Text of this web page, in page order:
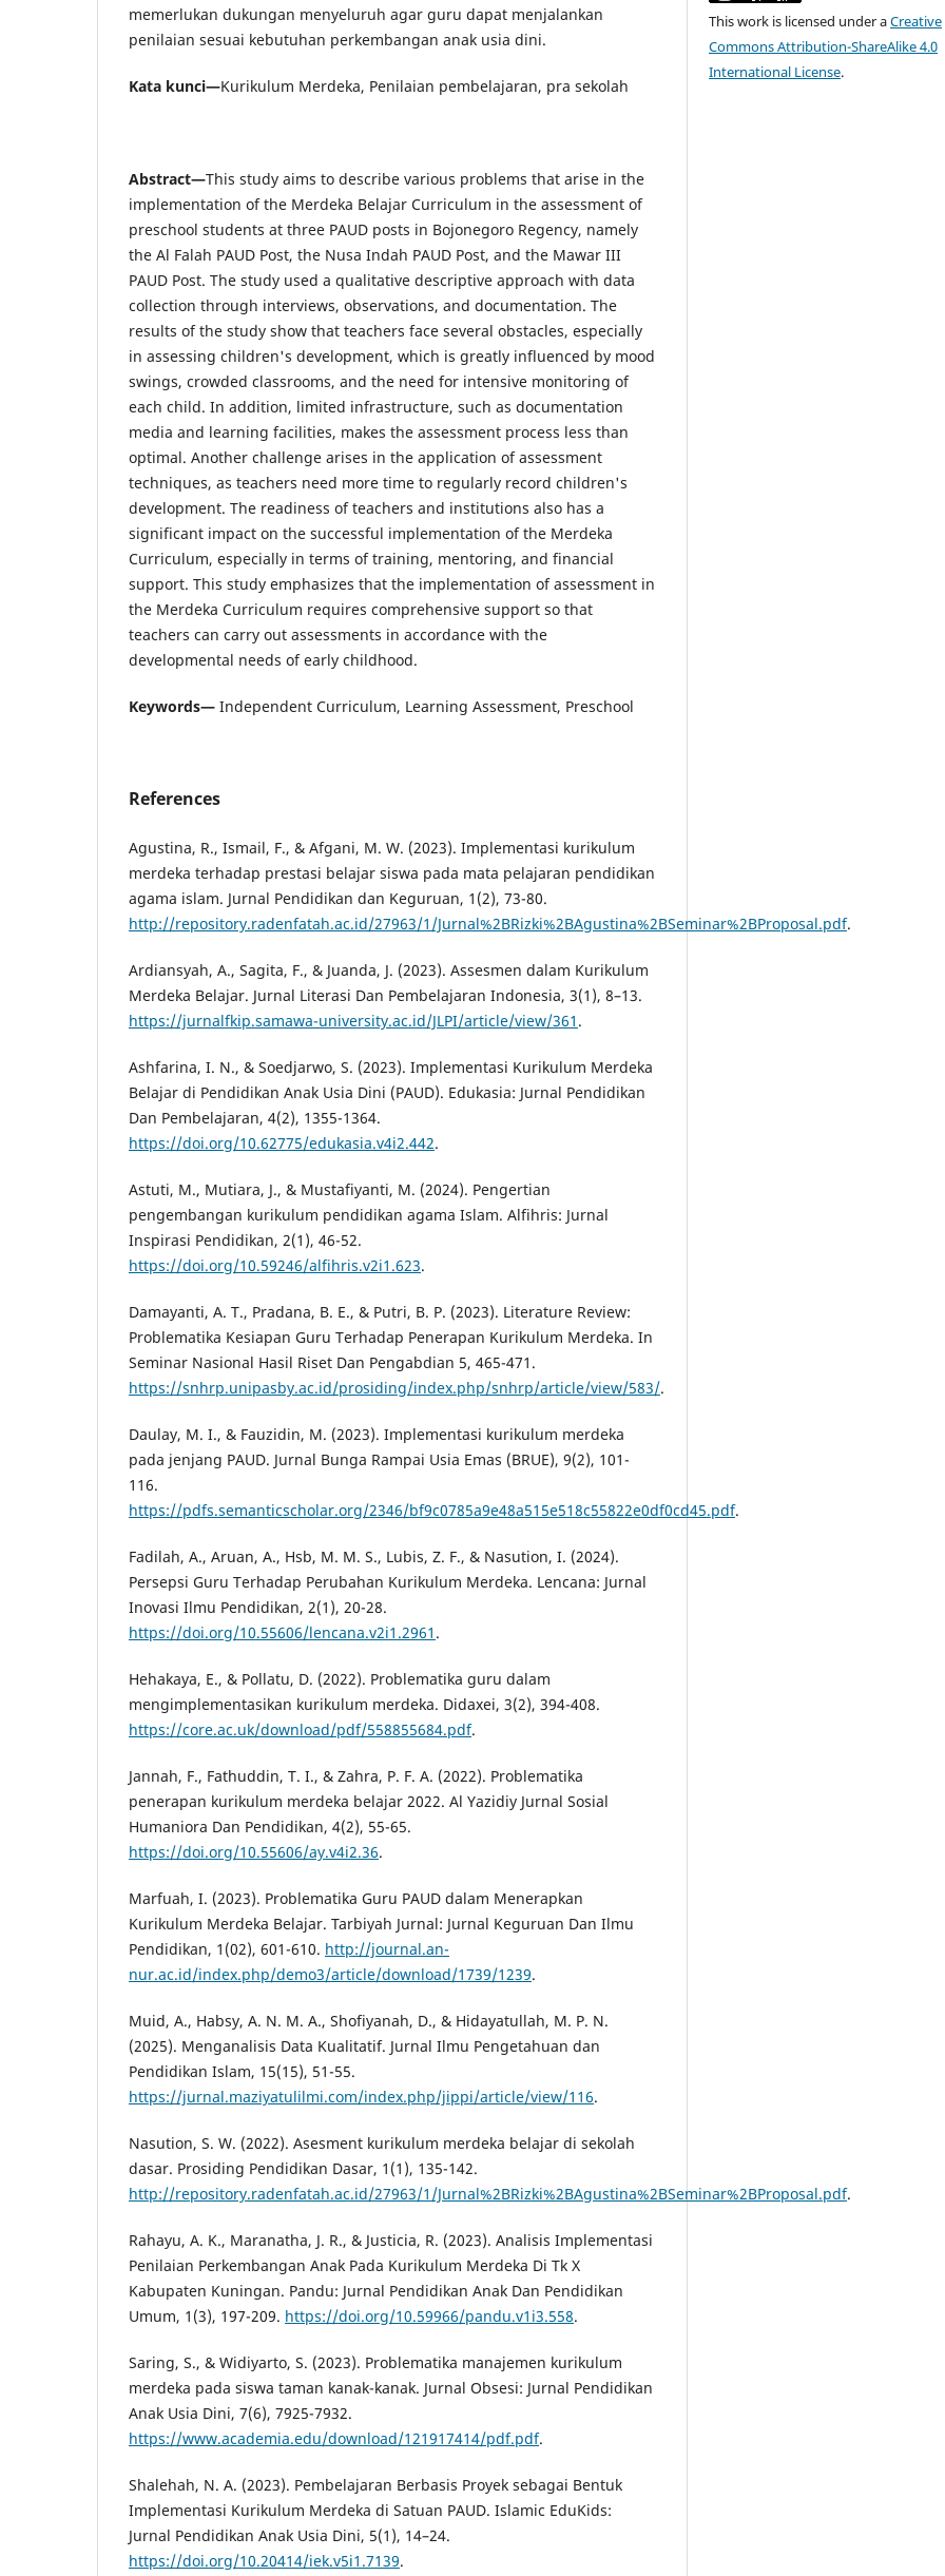
memerlukan dukungan menyeluruh agar guru dapat menjalankan
penilaian sesuai kebutuhan perkembangan anak usia dini.
Kata kunci—Kurikulum Merdeka, Penilaian pembelajaran, pra sekolah
Abstract—This study aims to describe various problems that arise in the
implementation of the Merdeka Belajar Curriculum in the assessment of
preschool students at three PAUD posts in Bojonegoro Regency, namely
the Al Falah PAUD Post, the Nusa Indah PAUD Post, and the Mawar III
PAUD Post. The study used a qualitative descriptive approach with data
collection through interviews, observations, and documentation. The
results of the study show that teachers face several obstacles, especially
in assessing children's development, which is greatly influenced by mood
swings, crowded classrooms, and the need for intensive monitoring of
each child. In addition, limited infrastructure, such as documentation
media and learning facilities, makes the assessment process less than
optimal. Another challenge arises in the application of assessment
techniques, as teachers need more time to regularly record children's
development. The readiness of teachers and institutions also has a
significant impact on the successful implementation of the Merdeka
Curriculum, especially in terms of training, mentoring, and financial
support. This study emphasizes that the implementation of assessment in
the Merdeka Curriculum requires comprehensive support so that
teachers can carry out assessments in accordance with the
developmental needs of early childhood.
Keywords— Independent Curriculum, Learning Assessment, Preschool
References
Agustina, R., Ismail, F., & Afgani, M. W. (2023). Implementasi kurikulum
merdeka terhadap prestasi belajar siswa pada mata pelajaran pendidikan
agama islam. Jurnal Pendidikan dan Keguruan, 1(2), 73-80.
http://repository.radenfatah.ac.id/27963/1/Jurnal%2BRizki%2BAgustina%2BSeminar%2BProposal.pdf.
Ardiansyah, A., Sagita, F., & Juanda, J. (2023). Assesmen dalam Kurikulum
Merdeka Belajar. Jurnal Literasi Dan Pembelajaran Indonesia, 3(1), 8–13.
https://jurnalfkip.samawa-university.ac.id/JLPI/article/view/361 .
Ashfarina, I. N., & Soedjarwo, S. (2023). Implementasi Kurikulum Merdeka
Belajar di Pendidikan Anak Usia Dini (PAUD). Edukasia: Jurnal Pendidikan
Dan Pembelajaran, 4(2), 1355-1364.
https://doi.org/10.62775/edukasia.v4i2.442.
Astuti, M., Mutiara, J., & Mustafiyanti, M. (2024). Pengertian
pengembangan kurikulum pendidikan agama Islam. Alfihris: Jurnal
Inspirasi Pendidikan, 2(1), 46-52.
https://doi.org/10.59246/alfihris.v2i1.623.
Damayanti, A. T., Pradana, B. E., & Putri, B. P. (2023). Literature Review:
Problematika Kesiapan Guru Terhadap Penerapan Kurikulum Merdeka. In
Seminar Nasional Hasil Riset Dan Pengabdian 5, 465-471.
https://snhrp.unipasby.ac.id/prosiding/index.php/snhrp/article/view/583/.
Daulay, M. I., & Fauzidin, M. (2023). Implementasi kurikulum merdeka
pada jenjang PAUD. Jurnal Bunga Rampai Usia Emas (BRUE), 9(2), 101-
116.
https://pdfs.semanticscholar.org/2346/bf9c0785a9e48a515e518c55822e0df0cd45.pdf.
Fadilah, A., Aruan, A., Hsb, M. M. S., Lubis, Z. F., & Nasution, I. (2024).
Persepsi Guru Terhadap Perubahan Kurikulum Merdeka. Lencana: Jurnal
Inovasi Ilmu Pendidikan, 2(1), 20-28.
https://doi.org/10.55606/lencana.v2i1.2961 .
Hehakaya, E., & Pollatu, D. (2022). Problematika guru dalam
mengimplementasikan kurikulum merdeka. Didaxei, 3(2), 394-408.
https://core.ac.uk/download/pdf/558855684.pdf.
Jannah, F., Fathuddin, T. I., & Zahra, P. F. A. (2022). Problematika
penerapan kurikulum merdeka belajar 2022. Al Yazidiy Jurnal Sosial
Humaniora Dan Pendidikan, 4(2), 55-65.
https://doi.org/10.55606/ay.v4i2.36.
Marfuah, I. (2023). Problematika Guru PAUD dalam Menerapkan
Kurikulum Merdeka Belajar. Tarbiyah Jurnal: Jurnal Keguruan Dan Ilmu
Pendidikan, 1(02), 601-610. http://journal.an-
nur.ac.id/index.php/demo3/article/download/1739/1239.
Muid, A., Habsy, A. N. M. A., Shofiyanah, D., & Hidayatullah, M. P. N.
(2025). Menganalisis Data Kualitatif. Jurnal Ilmu Pengetahuan dan
Pendidikan Islam, 15(15), 51-55.
https://jurnal.maziyatulilmi.com/index.php/jippi/article/view/116.
Nasution, S. W. (2022). Asesment kurikulum merdeka belajar di sekolah
dasar. Prosiding Pendidikan Dasar, 1(1), 135-142.
http://repository.radenfatah.ac.id/27963/1/Jurnal%2BRizki%2BAgustina%2BSeminar%2BProposal.pdf.
Rahayu, A. K., Maranatha, J. R., & Justicia, R. (2023). Analisis Implementasi
Penilaian Perkembangan Anak Pada Kurikulum Merdeka Di Tk X
Kabupaten Kuningan. Pandu: Jurnal Pendidikan Anak Dan Pendidikan
Umum, 1(3), 197-209. https://doi.org/10.59966/pandu.v1i3.558.
Saring, S., & Widiyarto, S. (2023). Problematika manajemen kurikulum
merdeka pada siswa taman kanak-kanak. Jurnal Obsesi: Jurnal Pendidikan
Anak Usia Dini, 7(6), 7925-7932.
https://www.academia.edu/download/121917414/pdf.pdf.
Shalehah, N. A. (2023). Pembelajaran Berbasis Proyek sebagai Bentuk
Implementasi Kurikulum Merdeka di Satuan PAUD. Islamic EduKids:
Jurnal Pendidikan Anak Usia Dini, 5(1), 14–24.
https://doi.org/10.20414/iek.v5i1.7139.
This work is licensed under aCreative
Commons Attribution-ShareAlike 4.0
International License.